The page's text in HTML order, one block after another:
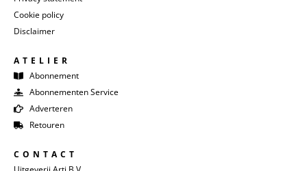
Cookie policy
Disclaimer
ATELIER
Abonnement
Abonnementen Service
Adverteren
Retouren
CONTACT